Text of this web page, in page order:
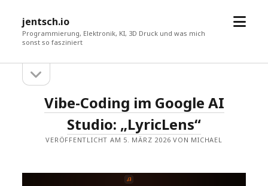
jentsch.io
Programmierung, Elektronik, KI, 3D Druck und was mich
sonst so fasziniert
Menü
Sidebaröffnen
jentsch.io
Beiträge
Vibe-Coding im Google AI
Studio: „LyricLens“
VERÖFFENTLICHT AM 5. MÄRZ 2026 VON MICHAEL